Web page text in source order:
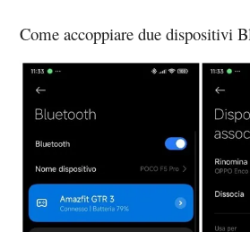
Come accoppiare due dispositivi